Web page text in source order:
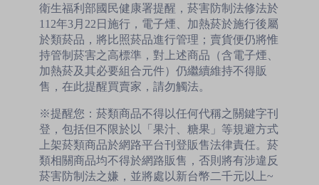
衛生福利部國民健康署提醒，菸害防制法修法於
112年3月22日施行，電子煙、加熱菸於施行後屬
於類菸品，將比照菸品進行管理；賣貨便仍將惟
持管制菸害之高標準，對上述商品（含電子煙、
加熱菸及其必要組合元件）仍繼續維持不得販
售，在此提醒買賣家，請勿觸法。
※提醒您：菸類商品不得以任何代稱之關鍵字刊
登，包括但不限於以「果汁、糖果」等規避方式
上架菸類商品於網路平台刊登販售法律責任。菸
類相關商品均不得於網路販售，否則將有涉違反
菸害防制法之嫌，並將處以新台幣二千元以上~